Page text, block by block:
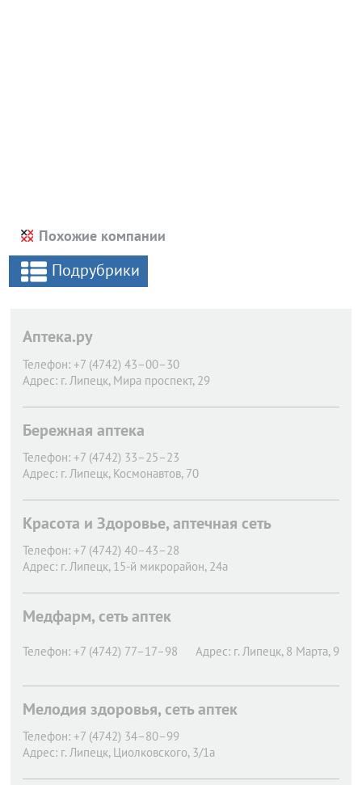
Похожие компании
Подрубрики
Аптека.ру
Телефон: +7 (4742) 43–00–30
Адрес: г. Липецк, Мира проспект, 29
Бережная аптека
Телефон: +7 (4742) 33–25–23
Адрес: г. Липецк, Космонавтов, 70
Красота и Здоровье, аптечная сеть
Телефон: +7 (4742) 40–43–28
Адрес: г. Липецк, 15-й микрорайон, 24а
Медфарм, сеть аптек
Телефон: +7 (4742) 77–17–98 Адрес: г. Липецк, 8 Марта, 9
Мелодия здоровья, сеть аптек
Телефон: +7 (4742) 34–80–99
Адрес: г. Липецк, Циолковского, 3/1а